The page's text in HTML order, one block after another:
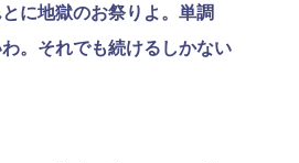
とに地獄のお祭りよ。単調
。それでも続けるしかない